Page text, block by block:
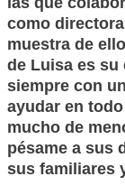
las que
como
muestra de
de Luisa es
siempre con
ayudar en
mucho de
pésame a sus
sus familiares